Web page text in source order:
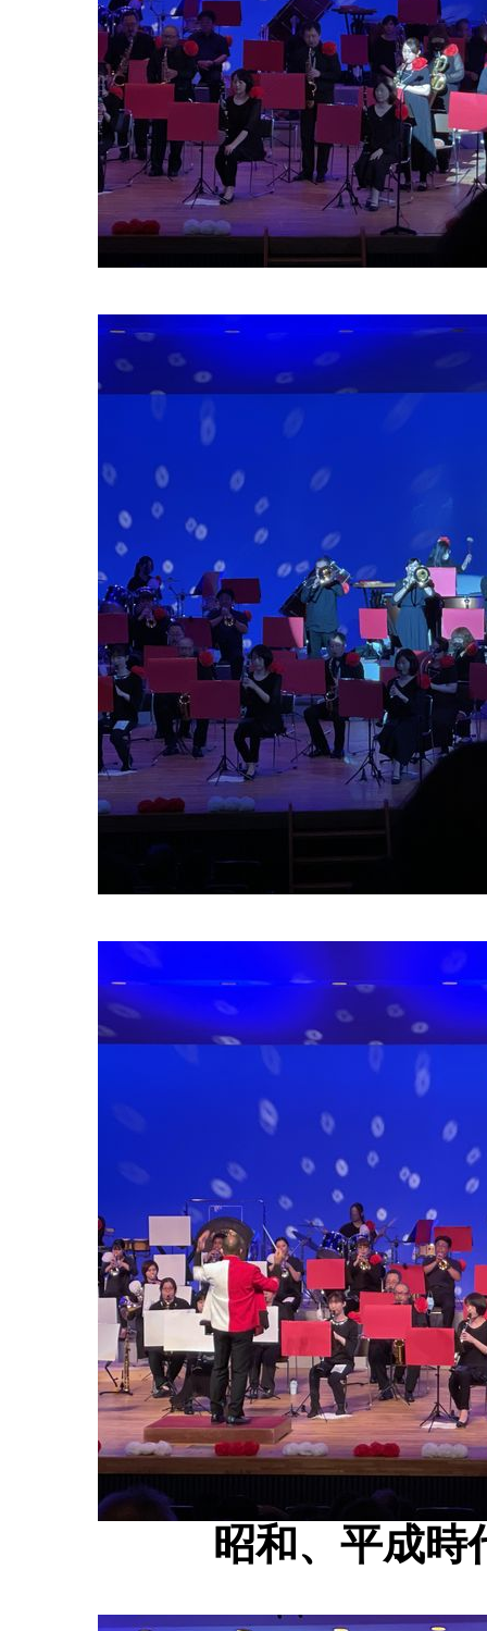
昭和、平成時